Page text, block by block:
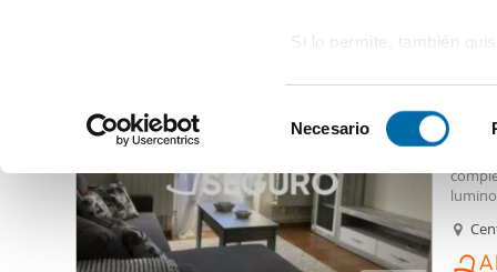
Si lo permite, también
Identificar su
Obtenga más
preferencias en la
en la Declaración de
e
e
c
c
Necesario